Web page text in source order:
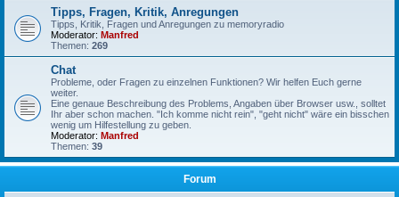
Tipps, Fragen, Kritik, Anregungen
Tipps, Kritik, Fragen und Anregungen zu memoryradio
Moderator: Manfred
Themen: 269
Chat
Probleme, oder Fragen zu einzelnen Funktionen? Wir helfen Euch gerne
weiter.
Eine genaue Beschreibung des Problems, Angaben über Browser usw., solltet
Ihr aber schon machen. "Ich komme nicht rein", "geht nicht" wäre ein bisschen
wenig um Hilfestellung zu geben.
Moderator: Manfred
Themen: 39
Forum